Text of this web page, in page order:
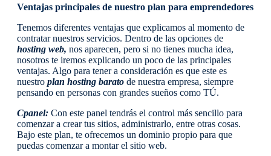
Ventajas principales de nuestro plan para emprendedores
Tenemos diferentes ventajas que explicamos al momento de
contratar nuestros servicios. Dentro de las opciones de
hosting web, nos aparecen, pero si no tienes mucha idea,
nosotros te iremos explicando un poco de las principales
ventajas. Algo para tener a consideración es que este es
nuestro plan hosting barato de nuestra empresa, siempre
pensando en personas con grandes sueños como TÚ.
Cpanel: Con este panel tendrás el control más sencillo para
comenzar a crear tus sitios, administrarlo, entre otras cosas.
Bajo este plan, te ofrecemos un dominio propio para que
puedas comenzar a montar el sitio web.